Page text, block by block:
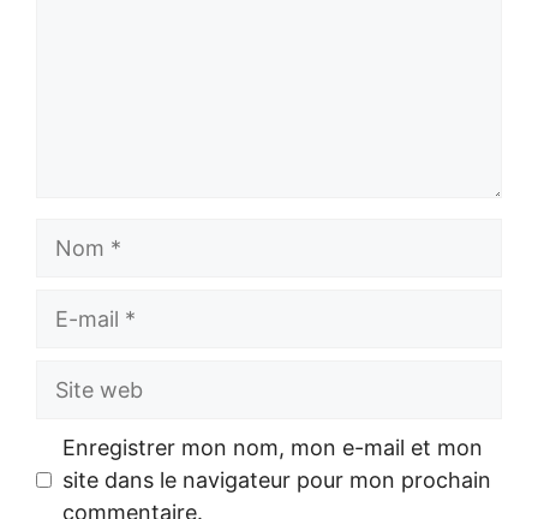
Site
Enregistrer mon nom, mon e-mail et mon
site dans le navigateur pour mon prochain
commentaire.